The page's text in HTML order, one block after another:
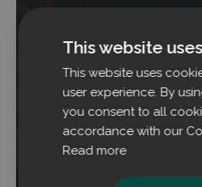
Die Verbesserung der
Stahlwerke ist einfacher,
bislang kaum genutzt
This website
This website uses
user experience. By
you consent to all
accordance with our
Read more